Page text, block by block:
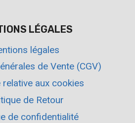
LÉGALES
légales
de Vente (CGV)
relative aux cookies
de Retour
de confidentialité